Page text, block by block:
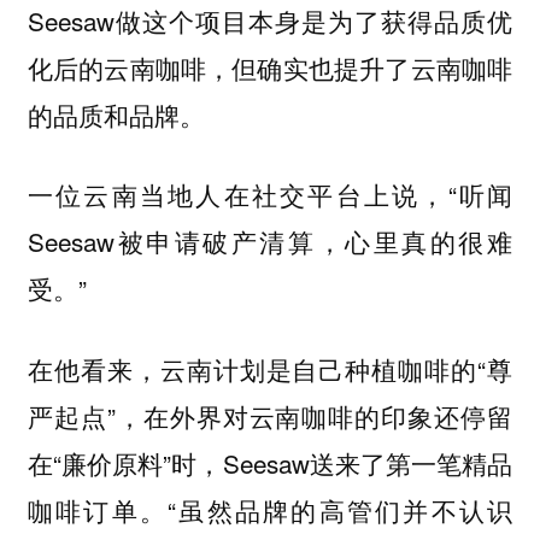
Seesaw做这个项目本身是为了获得品质优
化后的云南咖啡，但确实也提升了云南咖啡
的品质和品牌。
一位云南当地人在社交平台上说，“听闻
Seesaw被申请破产清算，心里真的很难
受。”
在他看来，云南计划是自己种植咖啡的“尊
严起点”，在外界对云南咖啡的印象还停留
在“廉价原料”时，Seesaw送来了第一笔精品
咖啡订单。“虽然品牌的高管们并不认识